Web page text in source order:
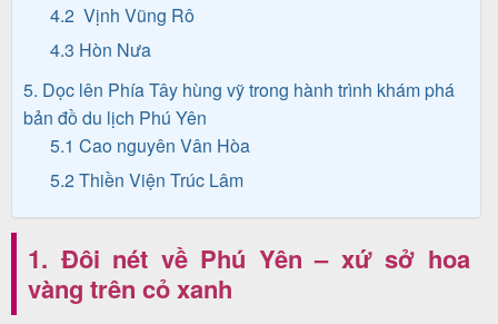
Liên
hệ
4.2 Vịnh Vũng Rô
4.3 Hòn Nưa
5. Dọc lên Phía Tây hùng vỹ trong hành trình khám phá
bản đồ du lịch Phú Yên
5.1 Cao nguyên Vân Hòa
5.2 Thiền Viện Trúc Lâm
1. Đôi nét về Phú Yên – xứ sở hoa
vàng trên cỏ xanh